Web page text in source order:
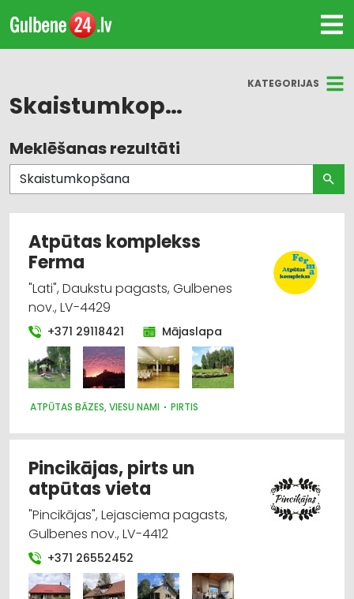
KATEGORIJAS
Skaistumkopšana
Visas nozares
Skaistumkopšana
Parfimērijas, kosmētikas tirdzniecība
Pirtis
Frizētavas
Medicīniskā palīdzība: ambulatorā
Atpūtas bāzes, viesu nami
piederumi
Medicīniskā palīdzība: rehabilitācija
Internetveikali, e-komercija
Meklēšanas rezultāti
Atpūtas komplekss
Ferma
"Lati", Daukstu pagasts, Gulbenes
nov., LV-4429
+371 29118421 Mājaslapa
ATPŪTAS BĀZES, VIESU NAMI PIRTIS
Pincikājas, pirts un
atpūtas vieta
"Pincikājas", Lejasciema pagasts,
Gulbenes nov., LV-4412
+371 26552452